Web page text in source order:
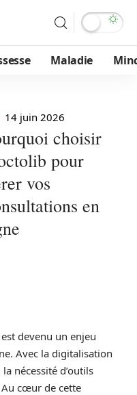
Maladie
14 juin 2026
choisir
pour
vos
en
devenu un enjeu
Avec la digitalisation
nécessité d’outils
Au cœur de cette